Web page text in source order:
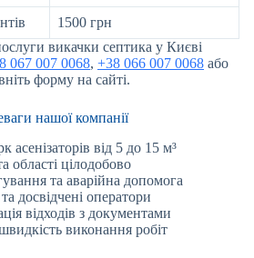
1500 грн
викачки септика у Києві
067 007 0068, +38 066 007 0068 або
форму на сайті.
нашої компанії
асенізаторів від 5 до 15 м³
області цілодобово
та аварійна допомога
досвідчені оператори
відходів з документами
виконання робіт